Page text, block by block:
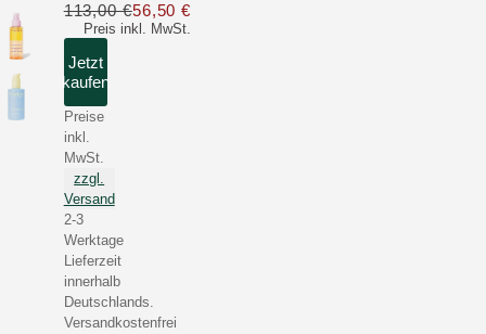
Preis inkl. MwSt.
113,00 €56,50 €Nur 56,50 € statt 113,00 €
Jetzt
kaufen
Preise
inkl.
MwSt.
zzgl.
Versand
2-3
Werktage
Lieferzeit
innerhalb
Deutschlands.
Versandkostenfrei